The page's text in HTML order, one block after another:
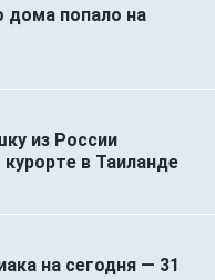
дома попало на
из России
в Таиланде
на сегодня — 31